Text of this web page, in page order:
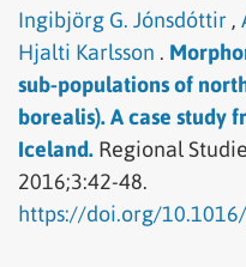
Ingibjörg G. Jónsdóttir ,
Hjalti Karlsson .
sub-populations of
borealis). A case study
Iceland. Regional
2016;3:42-48.
https://doi.org/